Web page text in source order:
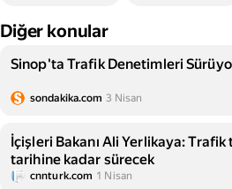
Diğer konular
Sinop'ta Trafik Denetimleri
sondakika.com 3 Nisan
İçişleri Bakanı Ali Yerlikaya:
tarihine kadar sürecek
cnnturk.com 1 Nisan